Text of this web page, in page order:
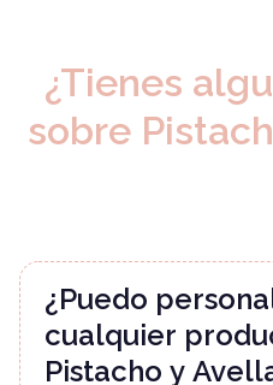
¿Tienes
sobre
¿Puedo
cualquier
Pistacho y